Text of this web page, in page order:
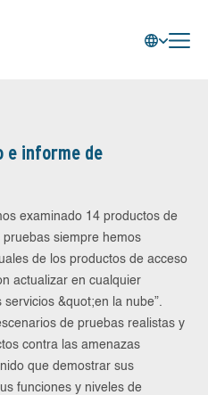
e informe de
examinado 14 productos de
siempre hemos
de los productos de acceso
actualizar en cualquier
&quot;en la nube”.
de pruebas realistas y
contra las amenazas
que demostrar sus
funciones y niveles de